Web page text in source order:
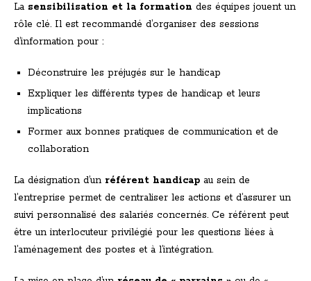
La sensibilisation et la formation des équipes jouent un
rôle clé. Il est recommandé d’organiser des sessions
d’information pour :
Déconstruire les préjugés sur le handicap
Expliquer les différents types de handicap et leurs
implications
Former aux bonnes pratiques de communication et de
collaboration
La désignation d’un référent handicap au sein de
l’entreprise permet de centraliser les actions et d’assurer un
suivi personnalisé des salariés concernés. Ce référent peut
être un interlocuteur privilégié pour les questions liées à
l’aménagement des postes et à l’intégration.